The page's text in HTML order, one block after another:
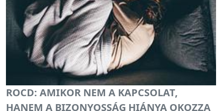
ROCD: AMIKOR NEM A KAPCSOLAT,
HANEM A BIZONYOSSÁG HIÁNYA OKOZZA